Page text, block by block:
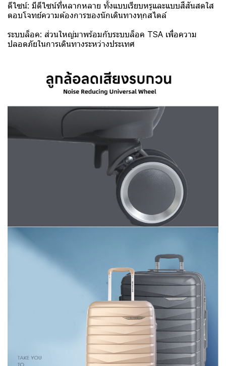
ดีไซน์: มีดีไซน์ที่หลากหลาย ทั้งแบบเรียบหรูและแบบสีสันสดใส
ตอบโจทย์ความต้องการของนักเดินทางทุกสไตล์
ระบบล็อค: ส่วนใหญ่มาพร้อมกับระบบล็อค TSA เพื่อความ
ปลอดภัยในการเดินทางระหว่างประเทศ